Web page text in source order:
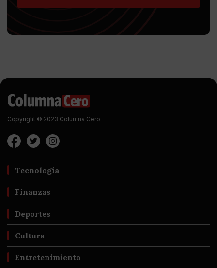
Copyright © 2023 Columna Cero
Tecnología
Finanzas
Deportes
Cultura
Entretenimiento